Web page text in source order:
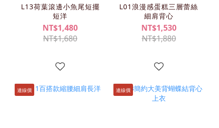
L13荷葉滾邊小魚尾短擺
短洋
NT$1,480
NT$1,680
L01浪漫感蛋糕三層蕾絲
細肩背心
NT$1,530
NT$1,880
連線價 連線價